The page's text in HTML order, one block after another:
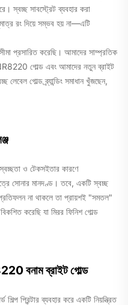
স্বচ্ছ সাবস্ট্রেট ব্যবহার করা
রং দিয়ে সম্ভব হয় না—এটি
প্রসারিত করেছি। আমাদের সাম্প্রতিক
গোল্ড এবং আমাদের নতুনব্রাইট
লেবেল গোল্ড ব্র্যান্ডিং সমাধানখুঁজছেন,
স্বচ্ছতা ও টেকসইতার কারণে
সোনার মানদণ্ড। তবে, একটি স্বচ্ছ
প্রতিফলন না থাকলে তা প্রায়শই "সমতল"
করেছি যা মিরর ফিনিশ গোল্ড
বনাম ব্রাইট গোল্ড
প্রিন্টার ব্যবহার করে একটি নিয়ন্ত্রিত